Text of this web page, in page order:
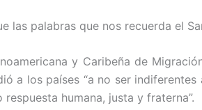
las palabras que nos recuerda el
y Caribeña de
a los países “a no ser
humana, justa y fraterna”.